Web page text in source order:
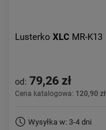
Lusterko XLC MR-K13
od: 79,26 zł
Cena katalogowa: 120,90 zł
Wysyłka w: 3-4 dni